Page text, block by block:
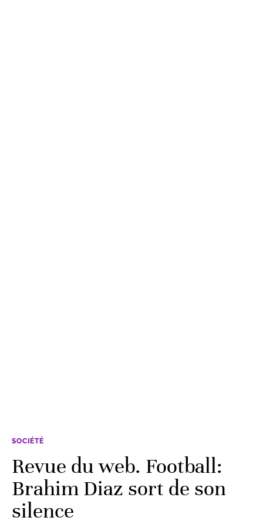
SOCIÉTÉ
Revue du web. Football:
Brahim Diaz sort de son
silence